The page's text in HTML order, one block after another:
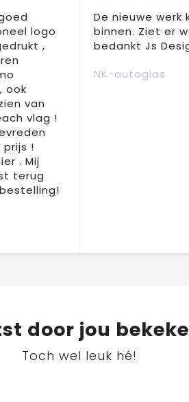
logo
,
ook
van
vlag !
!
. Mij
terug
De nieuwe werk
binnen. Ziet er
bedankt Js
NK-autoglas
door jou
Toch wel leuk hé!